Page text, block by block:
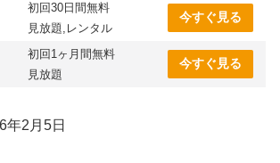
初回30日間無料
見放題,レンタル
今すぐ見る
初回1ヶ月間無料
見放題
今すぐ見る
年2月5日